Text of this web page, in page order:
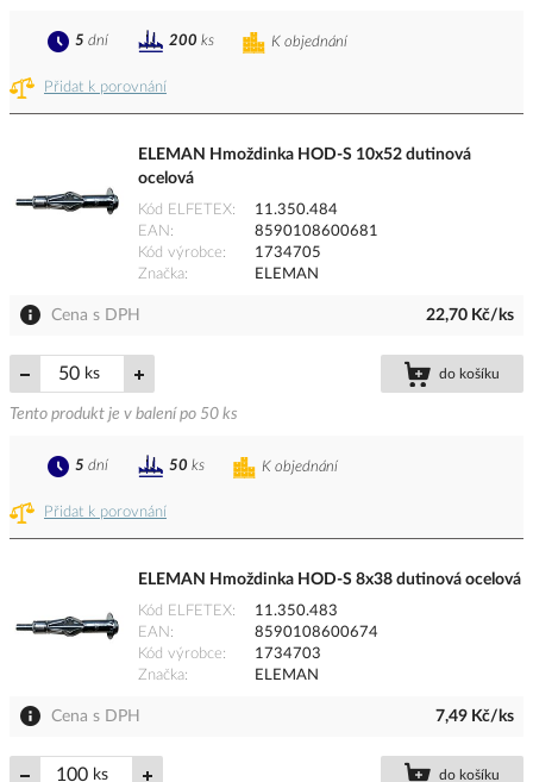
Přidat k porovnání
K objednání
5 dní 200 ks
ELEMAN Hmoždinka HOD-S 10x52 dutinová
ocelová
Kód ELFETEX
11.350.484
EAN
8590108600681
Kód výrobce
1734705
Značka
ELEMAN
Cena s DPH 22,70 Kč/ks
ks do košíku
Tento produkt je v balení po 50 ks
Přidat k porovnání
K objednání
5 dní 50 ks
ELEMAN Hmoždinka HOD-S 8x38 dutinová ocelová
Kód ELFETEX
11.350.483
EAN
8590108600674
Kód výrobce
1734703
Značka
ELEMAN
Cena s DPH 7,49 Kč/ks
ks do košíku